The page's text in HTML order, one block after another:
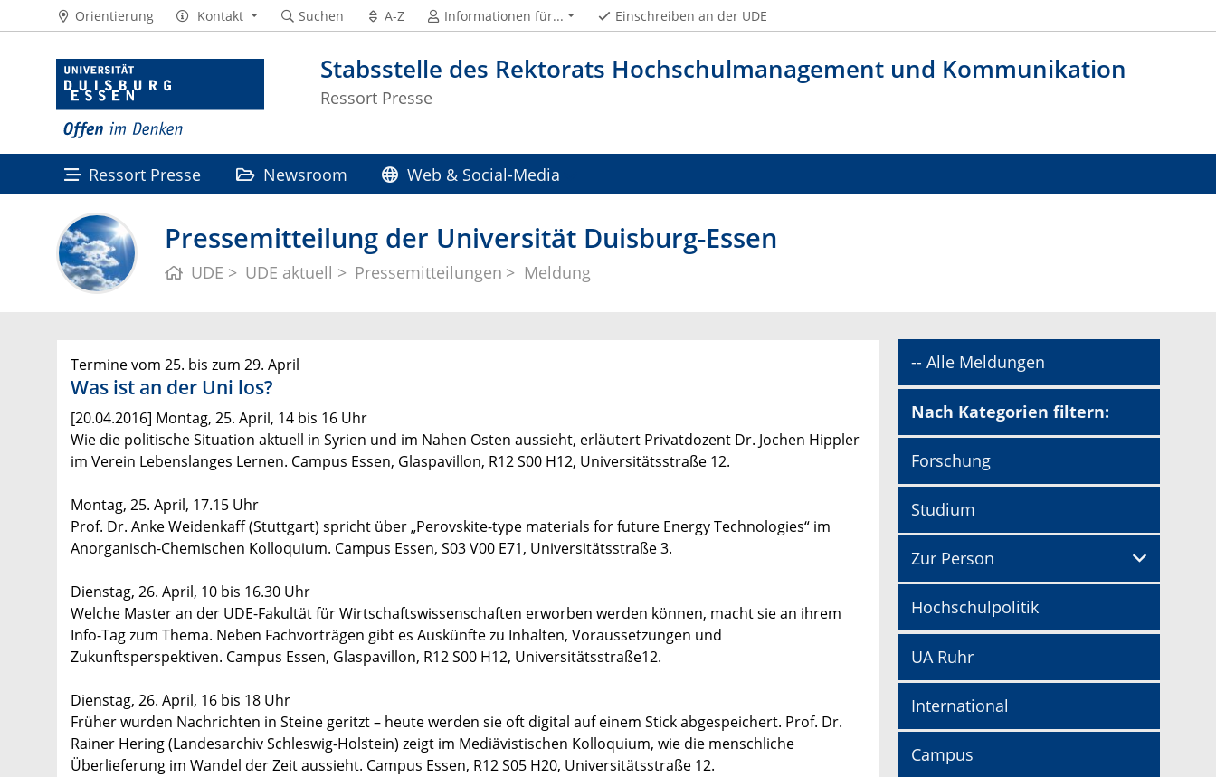
Stabsstelle des Rektorats Hochschulmanagement und Kommunikation
Ressort Presse
Orientierung Kontakt Suchen A-Z Informationen für... Einschreiben an der UDE
Ressort Presse Newsroom Web & Social-Media
Pressemitteilung der Universität Duisburg-Essen
UDE UDE aktuell Pressemitteilungen Meldung
Termine vom 25. bis zum 29. April
Was ist an der Uni los?
[20.04.2016] Montag, 25. April, 14 bis 16 Uhr
Wie die politische Situation aktuell in Syrien und im Nahen Osten aussieht, erläutert Privatdozent Dr. Jochen Hippler
im Verein Lebenslanges Lernen. Campus Essen, Glaspavillon, R12 S00 H12, Universitätsstraße 12.
Montag, 25. April, 17.15 Uhr
Prof. Dr. Anke Weidenkaff (Stuttgart) spricht über „Perovskite-type materials for future Energy Technologies“ im
Anorganisch-Chemischen Kolloquium. Campus Essen, S03 V00 E71, Universitätsstraße 3.
Dienstag, 26. April, 10 bis 16.30 Uhr
Welche Master an der UDE-Fakultät für Wirtschaftswissenschaften erworben werden können, macht sie an ihrem
Info-Tag zum Thema. Neben Fachvorträgen gibt es Auskünfte zu Inhalten, Voraussetzungen und
Zukunftsperspektiven. Campus Essen, Glaspavillon, R12 S00 H12, Universitätsstraße12.
Dienstag, 26. April, 16 bis 18 Uhr
Früher wurden Nachrichten in Steine geritzt – heute werden sie oft digital auf einem Stick abgespeichert. Prof. Dr.
Rainer Hering (Landesarchiv Schleswig-Holstein) zeigt im Mediävistischen Kolloquium, wie die menschliche
Überlieferung im Wandel der Zeit aussieht. Campus Essen, R12 S05 H20, Universitätsstraße 12.
-- Alle Meldungen
Nach Kategorien filtern:
Forschung
Studium
Zur Person
Hochschulpolitik
UA Ruhr
International
Campus